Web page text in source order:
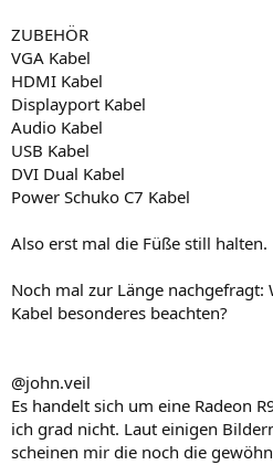
ZUBEHÖR
VGA Kabel
HDMI Kabel
Displayport Kabel
Audio Kabel
USB Kabel
DVI Dual Kabel
Power Schuko C7 Kabel
Also erst mal die Füße still halten.
Noch mal zur Länge
Kabel besonderes beachten?
@john.veil
Es handelt sich um eine Radeon
ich grad nicht. Laut einigen
scheinen mir die noch die